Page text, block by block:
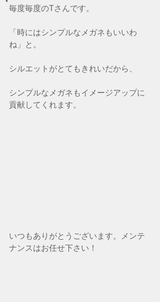
毎度毎度のTさんです。
「時にはシンプルなメガネもいいわ
ね」と。
シルエットがとてもきれいだから、
シンプルなメガネもイメージアップに
貢献してくれます。
いつもありがとうございます。メンテ
ナンスはお任せ下さい！